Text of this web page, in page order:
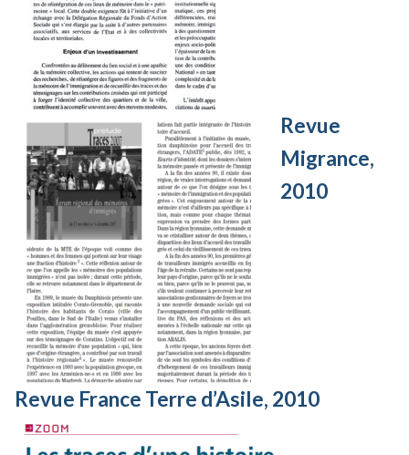
Revue
Migrance,
2010
Revue France Terre d’Asile, 2010